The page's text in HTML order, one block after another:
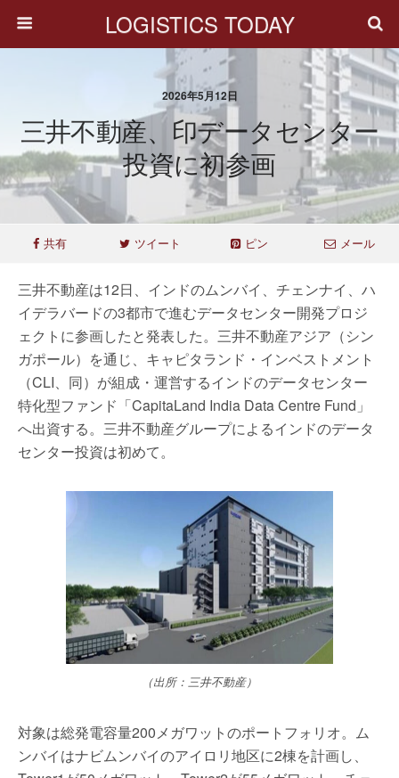
LOGISTICS TODAY
2026年5月12日
三井不動産、印データセンター
投資に初参画
共有 ツイート ピン メール
三井不動産は12日、インドのムンバイ、チェンナイ、ハ
イデラバードの3都市で進むデータセンター開発プロジ
ェクトに参画したと発表した。三井不動産アジア（シン
ガポール）を通じ、キャピタランド・インベストメント
（CLI、同）が組成・運営するインドのデータセンター
特化型ファンド「CapitaLand India Data Centre Fund」
へ出資する。三井不動産グループによるインドのデータ
センター投資は初めて。
（出所：三井不動産）
対象は総発電容量200メガワットのポートフォリオ。ム
ンバイはナビムンバイのアイロリ地区に2棟を計画し、